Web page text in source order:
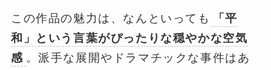
この作品の魅力は、なんといっても
「平
和」という言葉がぴったりな穏やかな空気
感 。派手な展開やドラマチックな事件はあ